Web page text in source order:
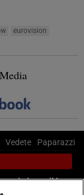
eurovision
Vedete Paparazzi
trimite mail la